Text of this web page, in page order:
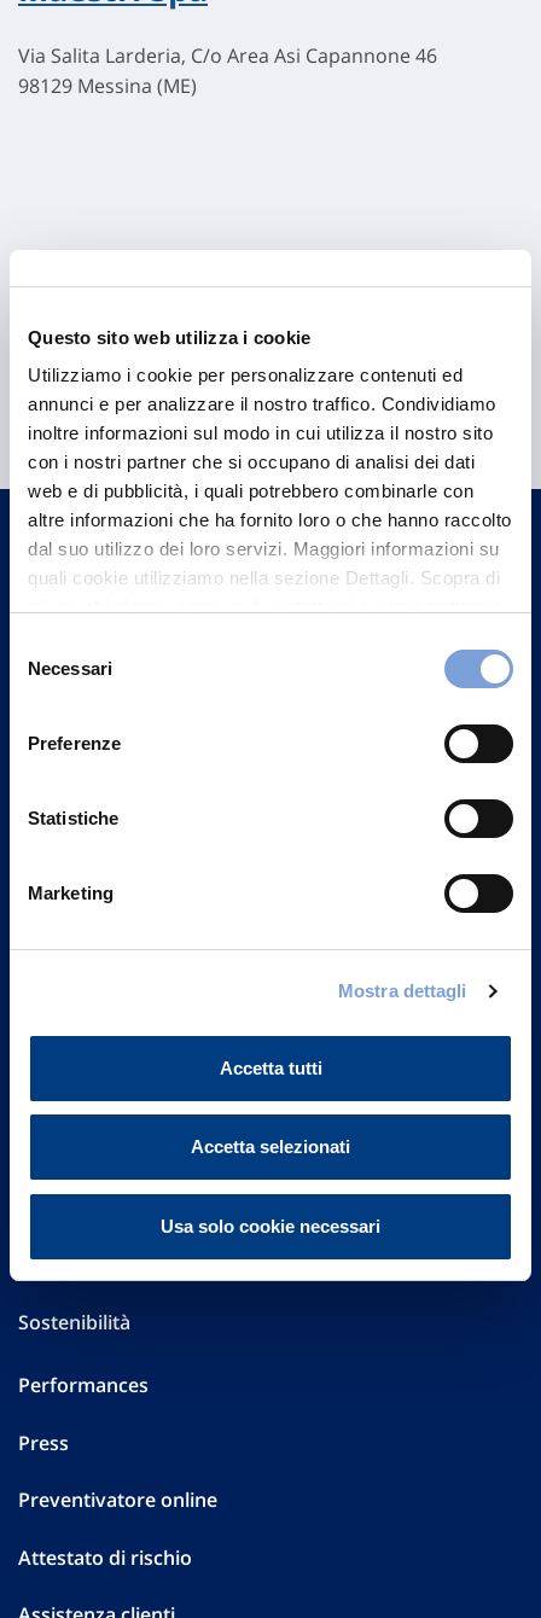
Questo sito web utilizza i cookie
Utilizziamo i cookie per personalizzare contenuti ed
annunci e per analizzare il nostro traffico. Condividiamo
inoltre informazioni sul modo in cui utilizza il nostro sito
con i nostri partner che si occupano di analisi dei dati
web e di pubblicità, i quali potrebbero combinarle con
altre informazioni che ha fornito loro o che hanno raccolto
dal suo utilizzo dei loro servizi. Maggiori informazioni su
quali cookie utilizziamo nella sezione Dettagli. Scopra di
può trovare nel footer del sito nella sezione "Informativa
delNecessari
Preferenze
Statistiche
Marketing
Mostra dettagli
Accetta tutti
Accetta selezionati
Usa solo cookie necessari
Via Salita Larderia, C/o Area Asi Capannone 46
98129 Messina (ME)
Hai bisogno di
informazioni?
Trova l'Agenzia più vicina a te e parla con
un nostro Agente.
Contattaci
Vittoria Assicurazioni S.p.A.
Part. IVA 01329510158
FAQ
Altre informazioni
Sostenibilità
Performances
Press
Preventivatore online
Attestato di rischio